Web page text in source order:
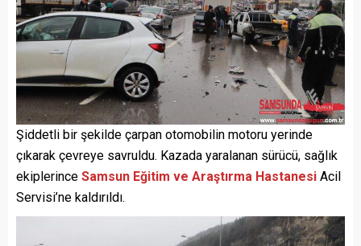
Şiddetli bir şekilde çarpan otomobilin motoru yerinde
çıkarak çevreye savruldu. Kazada yaralanan sürücü, sağlık
ekiplerince Samsun Eğitim ve Araştırma Hastanesi Acil
Servisi’ne kaldırıldı.